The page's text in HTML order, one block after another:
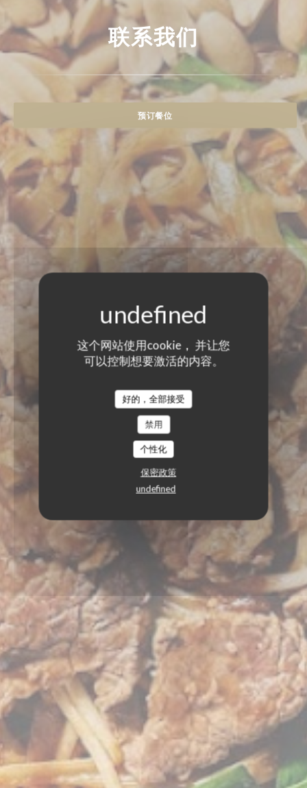
这个网站使用cookie， 并让您
可以控制想要激活的内容。
好的，全部接受
禁用
个性化
保密政策
undefined
联系我们
预订餐位